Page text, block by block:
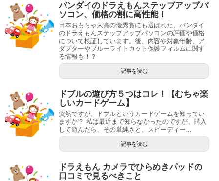
バンダイのドラえもんステップアップパ
ソコン、価格の割に高性能！
日本おもちゃ大賞の優秀賞にも選ばれた、バンダイ
のドラえもんステップアップパソコンの評価や価格
について検証しています。後、内容や対象年齢、ア
ダプターやブルーライトカット保護フィルムに関す
る情報も！？
記事を読む
ドブルの遊び方５つはコレ！【むちゃ楽
しいカードゲーム】
突然ですが、ドブルというカードゲームを知ってい
ますか？ 私は最近まで知らなかったのですが、購入
して遊んだら、その単純さと、スピーディー...
記事を読む
ドラえもん カメラでひらめきパッドの
口コミで見るべきこと